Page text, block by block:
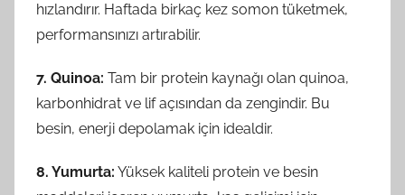
hızlandırır. Haftada birkaç kez somon tüketmek,
performansınızı artırabilir.
7. Quinoa: Tam bir protein kaynağı olan quinoa,
karbonhidrat ve lif açısından da zengindir. Bu
besin, enerji depolamak için idealdir.
8. Yumurta: Yüksek kaliteli protein ve besin